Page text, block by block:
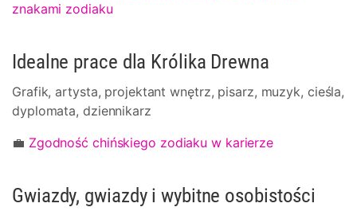
znakami zodiaku
Idealne prace dla Królika Drewna
Grafik, artysta, projektant wnętrz, pisarz, muzyk, cieśla,
dyplomata, dziennikarz
💼 Zgodność chińskiego zodiaku w karierze
Gwiazdy, gwiazdy i wybitne osobistości